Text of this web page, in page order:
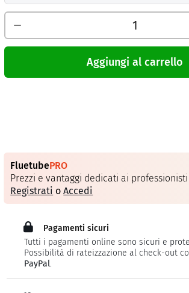
Aggiungi al carrello
FluetubePRO
Prezzi e vantaggi dedicati ai professionisti
Registrati oAccedi
Pagamenti sicuri
Tutti i pagamenti online sono sicuri e
Possibilità di rateizzazione al check-out
PayPal.